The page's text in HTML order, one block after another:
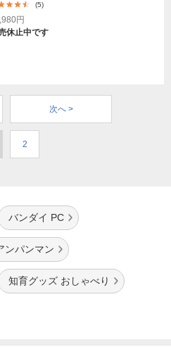
(5)
円
休止中です
次へ >
2
バンダイ PC
ンパンマン
知育グッズ おしゃべり